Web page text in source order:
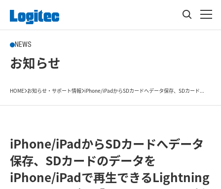
NEWS
お知らせ
HOME お知らせ・サポート情報 iPhone/iPadからSDカードへデータ保存、SDカード...
iPhone/iPadからSDカードへデータ
保存、SDカードのデータを
iPhone/iPadで再生できるLightning